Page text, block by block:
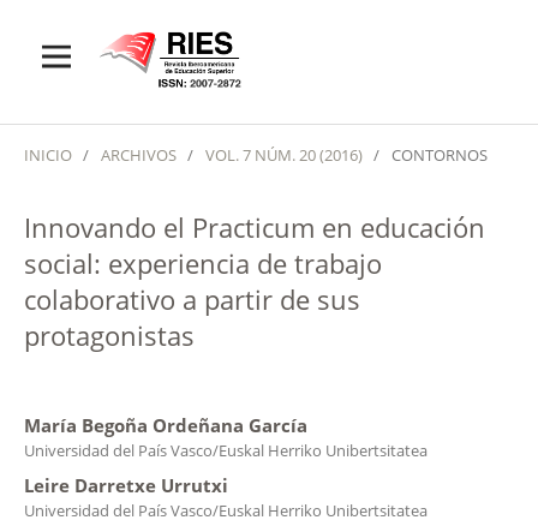
INICIO / ARCHIVOS / VOL. 7 NÚM. 20 (2016) / CONTORNOS
Innovando el Practicum en educación
social: experiencia de trabajo
colaborativo a partir de sus
protagonistas
María Begoña Ordeñana García
Universidad del País Vasco/Euskal Herriko Unibertsitatea
Leire Darretxe Urrutxi
Universidad del País Vasco/Euskal Herriko Unibertsitatea